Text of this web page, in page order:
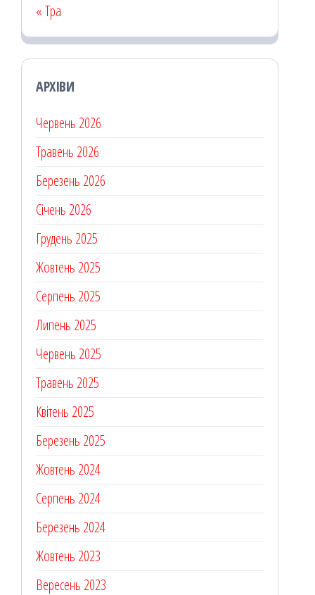
« Тра
АРХІВИ
Червень 2026
Травень 2026
Березень 2026
Січень 2026
Грудень 2025
Жовтень 2025
Серпень 2025
Липень 2025
Червень 2025
Травень 2025
Квітень 2025
Березень 2025
Жовтень 2024
Серпень 2024
Березень 2024
Жовтень 2023
Вересень 2023